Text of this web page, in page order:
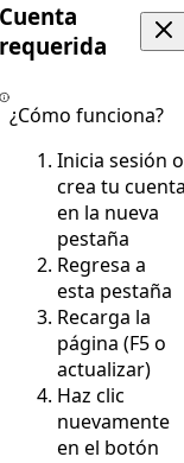
Cuenta
requerida
¿Cómo funciona?
Inicia sesión o
crea tu
en la nueva
pestaña
Regresa a
esta pestaña
Recarga la
página (F5 o
actualizar)
Haz clic
nuevamente
en el botón